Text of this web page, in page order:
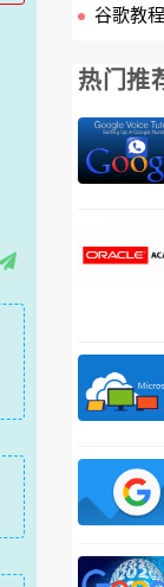
谷歌教程
热门推